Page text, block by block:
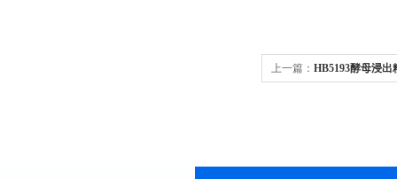
上一篇： HB5193酵母浸